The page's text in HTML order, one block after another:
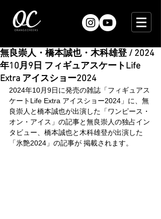
無良崇人・橋本誠也・木科雄登 / 2024
年10月9日 フィギュアスケートLife
Extra アイスショー2024
2024年10月9日に発売の雑誌「フィギュアス
ケートLife Extra アイスショー2024」に、無
良崇人と橋本誠也が出演した「ワンピース・
オン・アイス」の記事と無良崇人の独占イン
タビュー、橋本誠也と木科雄登が出演した
「氷艶2024」の記事が 掲載されます。